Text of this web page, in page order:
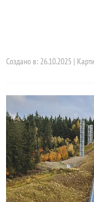
Создано в: 26.10.2025 |